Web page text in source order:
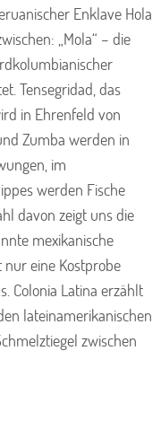
Enklave Hola
„Mola“ – die
Tensegridad, das
in Ehrenfeld von
Zumba werden in
im
werden Fische
davon zeigt uns die
mexikanische
nur eine Kostprobe
Colonia Latina erzählt
lateinamerikanischen
zwischen